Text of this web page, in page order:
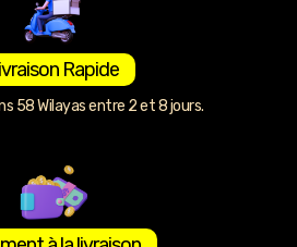
Rapide
58 Wilayas entre 2 et 8 jours.